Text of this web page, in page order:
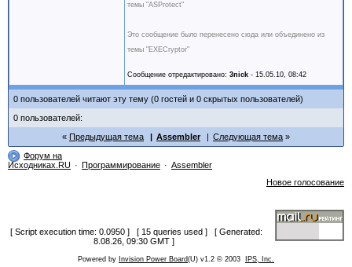
темы "ASProtect"
Это сообщение было перенесено сюда или объединено из
темы "EXECryptor"
Сообщение отредактировано: 3nick - 15.05.10, 08:42
0 пользователей читают эту тему (0 гостей и 0 скрытых пользователей)
0 пользователей:
Предыдущая тема
Assembler
Следующая тема
Форум на
Исходниках.RU
Программирование
Assembler
Новое голосование
[ Script execution time: 0.0950 ] [ 15 queries used ] [ Generated:
8.08.26, 09:30 GMT ]
Powered by Invision Power Board(U) v1.2 © 2003 IPS, Inc.